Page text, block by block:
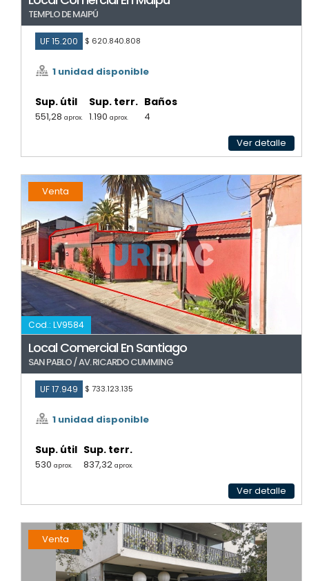
TEMPLO DE MAIPÚ
UF 15.200 $ 620.840.808
1 unidad disponible
Sup. útil
551,28 aprox.
Sup. terr.
1.190aprox.
Baños
4
Ver detalle
Venta
Cod.: LV9584
Local Comercial En Santiago
SAN PABLO / AV. RICARDO CUMMING
UF 17.949 $ 733.123.135
1 unidad disponible
Sup. útil
530 aprox.
Sup. terr.
837,32aprox.
Ver detalle
Venta